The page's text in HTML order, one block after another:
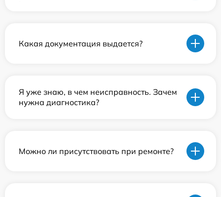
Какая документация выдается?
Я уже знаю, в чем неисправность. Зачем
нужна диагностика?
Можно ли присутствовать при ремонте?